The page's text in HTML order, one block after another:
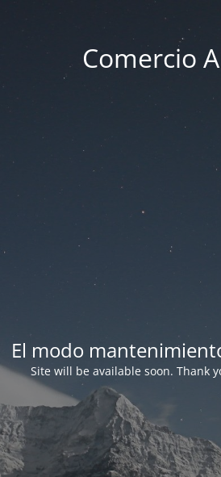
Comercio
El modo
Site will be available soon. Thank